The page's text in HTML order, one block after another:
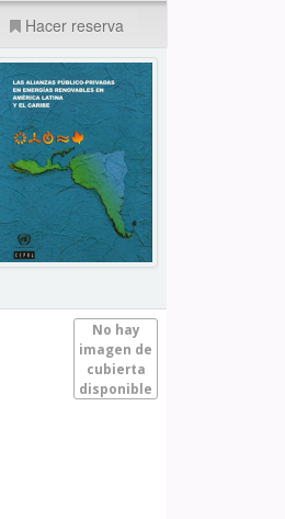
Hacer reserva
No hay
imagen de
cubierta
disponible